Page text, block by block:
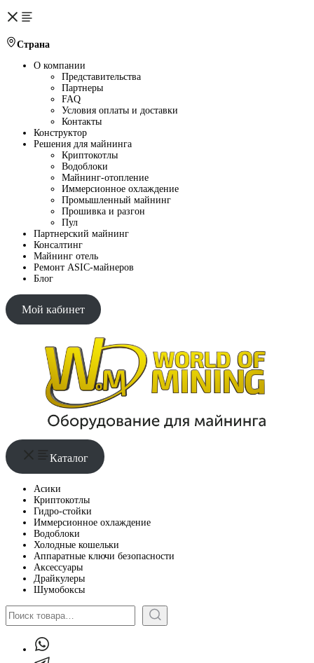
Страна
О компании
Представительства
Партнеры
FAQ
Условия оплаты и доставки
Контакты
Конструктор
Решения для майнинга
Криптокотлы
Водоблоки
Майнинг-отопление
Иммерсионное охлаждение
Промышленный майнинг
Прошивка и разгон
Пул
Партнерский майнинг
Консалтинг
Майнинг отель
Ремонт ASIC-майнеров
Блог
Мой кабинет
Каталог
Асики
Криптокотлы
Гидро-стойки
Иммерсионное охлаждение
Водоблоки
Холодные кошельки
Аппаратные ключи безопасности
Аксессуары
Драйкулеры
Шумобоксы
Поиск